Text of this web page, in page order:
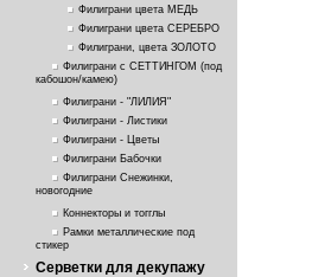
Филиграни цвета МЕДЬ
Филиграни цвета СЕРЕБРО
Филиграни, цвета ЗОЛОТО
Филиграни с СЕТТИНГОМ (под
кабошон/камею)
Филиграни - "ЛИЛИЯ"
Филиграни - Листики
Филиграни - Цветы
Филиграни Бабочки
Филиграни Снежинки,
новогодние
Коннекторы и тогглы
Рамки металлические под
стикер
Серветки для декупажу